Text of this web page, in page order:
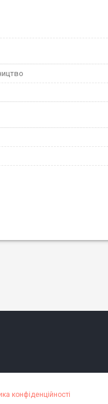
конфіденційності